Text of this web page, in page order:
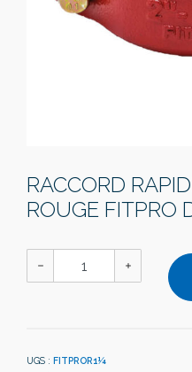
RACCORD
ROUGE FITPRO
UGS : FITPROR1¼